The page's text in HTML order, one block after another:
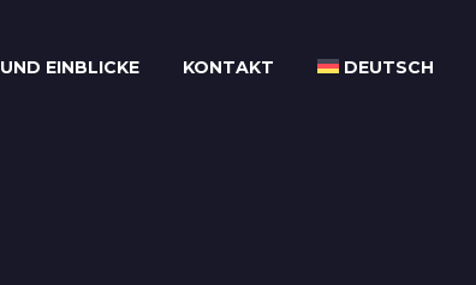
EINBLICKE KONTAKT DEUTSCH